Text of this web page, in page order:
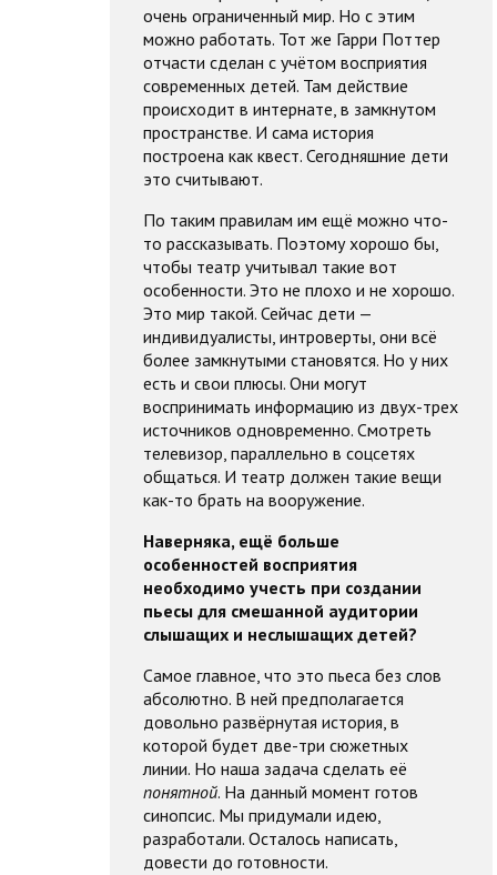
очень ограниченный мир. Но с этим
можно работать. Тот же Гарри Поттер
отчасти сделан с учётом восприятия
современных детей. Там действие
происходит в интернате, в замкнутом
пространстве. И сама история
построена как квест. Сегодняшние дети
это считывают.
По таким правилам им ещё можно что-
то рассказывать. Поэтому хорошо бы,
чтобы театр учитывал такие вот
особенности. Это не плохо и не хорошо.
Это мир такой. Сейчас дети —
индивидуалисты, интроверты, они всё
более замкнутыми становятся. Но у них
есть и свои плюсы. Они могут
воспринимать информацию из двух-трех
источников одновременно. Смотреть
телевизор, параллельно в соцсетях
общаться. И театр должен такие вещи
как-то брать на вооружение.
Наверняка, ещё больше
особенностей восприятия
необходимо учесть при создании
пьесы для смешанной аудитории
слышащих и неслышащих детей?
Самое главное, что это пьеса без слов
абсолютно. В ней предполагается
довольно развёрнутая история, в
которой будет две-три сюжетных
линии. Но наша задача сделать её
понятной. На данный момент готов
синопсис. Мы придумали идею,
разработали. Осталось написать,
довести до готовности.